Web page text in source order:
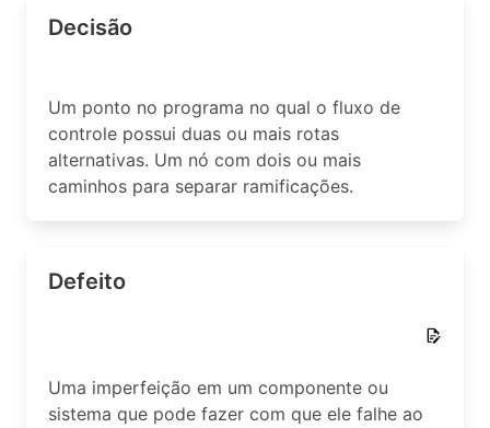
Decisão
Um ponto no programa no qual o fluxo de
controle possui duas ou mais rotas
alternativas. Um nó com dois ou mais
caminhos para separar ramificações.
Defeito
Uma imperfeição em um componente ou
sistema que pode fazer com que ele falhe ao